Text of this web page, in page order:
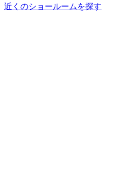
近くのショールームを探す